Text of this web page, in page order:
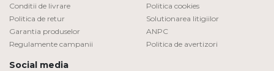
Conditii de livrare
Politica de retur
Garantia produselor
Regulamente campanii
Politica cookies
Solutionarea litigiilor
ANPC
Politica de avertizori
Social media